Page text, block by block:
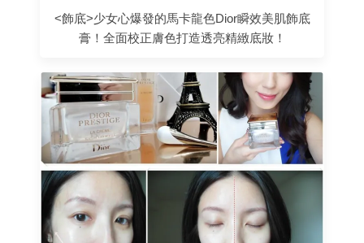
<飾底>少女心爆發的馬卡龍色Dior瞬效美肌飾底
膏！全面校正膚色打造透亮精緻底妝！